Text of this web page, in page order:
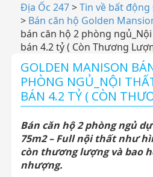
Địa Ốc 247>Tin về bất động
> Bán căn hộ Golden
bán căn hộ 2 phòng
bán 4.2 tỷ ( Còn Thương
GOLDEN MANISON
PHÒNG NGỦ_NỘI
BÁN 4.2 TỶ ( CÒN
Bán căn hộ 2 phòng ngủ
75m2 – Full nội thất như
còn thương lượng và bao
nhượng.